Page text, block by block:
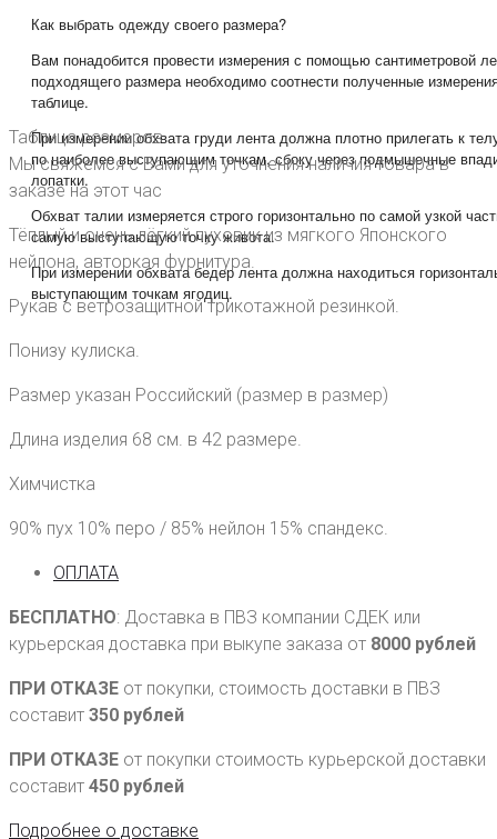
Как выбрать одежду своего размера?
Вам понадобится провести измерения с помощью сантиметровой
подходящего размера необходимо соотнести полученные
таблице.
При измерении обхвата груди лента должна плотно прилегать к
по наиболее выступающим точкам, сбоку через подмышечные
лопатки.
Обхват талии измеряется строго горизонтально по самой узкой
самую выступающую точку живота.
При измерении обхвата бедер лента должна находиться
выступающим точкам ягодиц.
Таблица размеров
Мы свяжемся с Вами для уточнения наличия товара в
заказе на этот час
Тёплый и очень лёгкий пуховик из мягкого Японского
нейлона, авторкая фурнитура.
Рукав с ветрозащитной трикотажной резинкой.
Понизу кулиска.
Размер указан Российский (размер в размер)
Длина изделия 68 см. в 42 размере.
Химчистка
90% пух 10% перо / 85% нейлон 15% спандекс.
ОПЛАТА
БЕСПЛАТНО: Доставка в ПВЗ компании СДЕК или
курьерская доставка при выкупе заказа от 8000 рублей
ПРИ ОТКАЗЕ от покупки, стоимость доставки в ПВЗ
составит 350 рублей
ПРИ ОТКАЗЕ от покупки стоимость курьерской доставки
составит 450 рублей
Подробнее о доставке